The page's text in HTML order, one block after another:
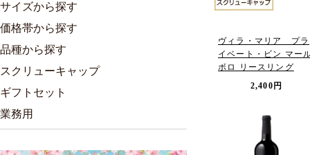
ヴィラ・マリア プラ
イベート・ビン マー
ボロ リースリング
2,400円
サイズから探す
価格帯から探す
品種から探す
スクリューキャップ
ギフトセット
業務用